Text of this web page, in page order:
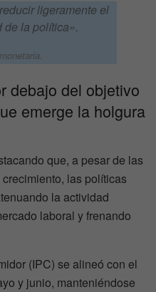
ligeramente el
de la política».
debajo del objetivo
emerge la holgura
que, a pesar de las
las políticas
la actividad
laboral y frenando
(IPC) se alineó con el
y junio, manteniéndose